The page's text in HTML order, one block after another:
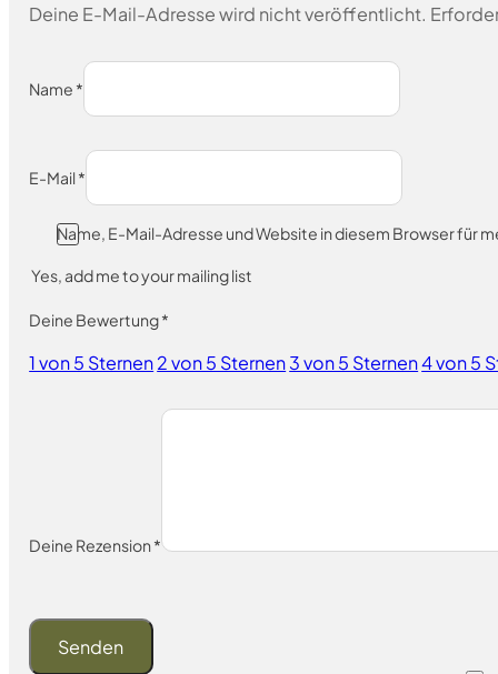
Deine E-Mail-Adresse wird nicht veröffentlicht.
Name *
E-Mail*
Name, E-Mail-Adresse und Website in diesem Browser für
Yes, add me to your mailing list
Deine Bewertung*
1 von 5 Sternen2 von 5 Sternen3 von 5 Sternen4 von 5
Deine Rezension*